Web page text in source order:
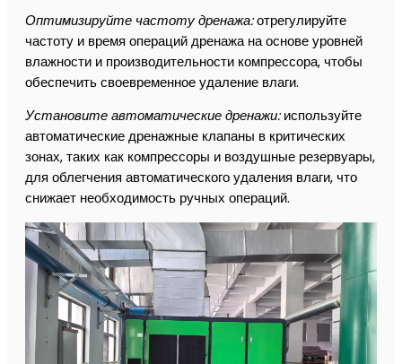
Оптимизируйте частоту дренажа:отрегулируйте
частоту и время операций дренажа на основе уровней
влажности и производительности компрессора, чтобы
обеспечить своевременное удаление влаги.
Установите автоматические дренажи:используйте
автоматические дренажные клапаны в критических
зонах, таких как компрессоры и воздушные резервуары,
для облегчения автоматического удаления влаги, что
снижает необходимость ручных операций.